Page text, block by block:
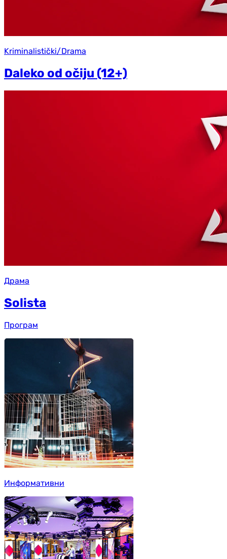
Kriminalistički/Drama
Daleko od očiju (12+)
Драма
Solista
Програм
Информативни